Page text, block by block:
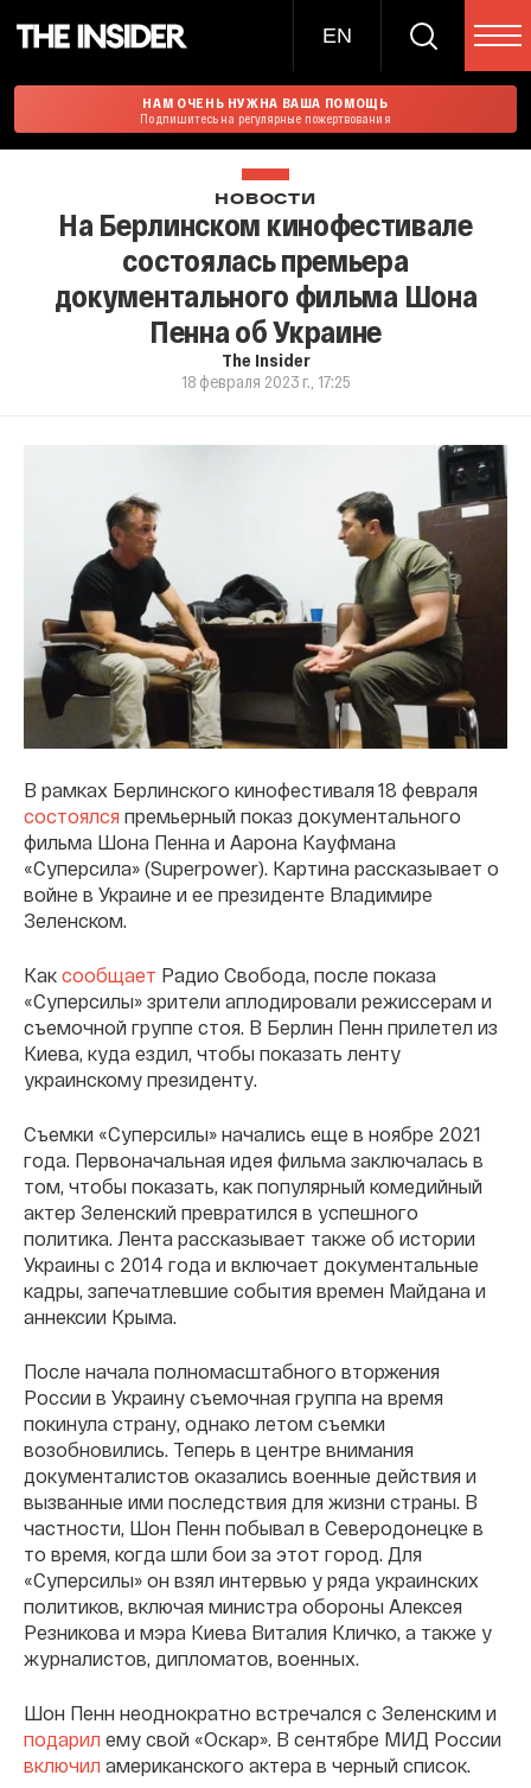
EN
НАМ ОЧЕНЬ НУЖНА ВАША ПОМОЩЬ
Подпишитесь на регулярные пожертвования
НОВОСТИ
На Берлинском кинофестивале
состоялась премьера
документального фильма Шона
Пенна об Украине
The Insider
18 февраля 2023 г., 17:25
В рамках Берлинского кинофестиваля 18 февраля
состоялся премьерный показ документального
фильма Шона Пенна и Аарона Кауфмана
«Суперсила» (Superpower). Картина рассказывает о
войне в Украине и ее президенте Владимире
Зеленском.
Как сообщает Радио Свобода, после показа
«Суперсилы» зрители аплодировали режиссерам и
съемочной группе стоя. В Берлин Пенн прилетел из
Киева, куда ездил, чтобы показать ленту
украинскому президенту.
Съемки «Суперсилы» начались еще в ноябре 2021
года. Первоначальная идея фильма заключалась в
том, чтобы показать, как популярный комедийный
актер Зеленский превратился в успешного
политика. Лента рассказывает также об истории
Украины с 2014 года и включает документальные
кадры, запечатлевшие события времен Майдана и
аннексии Крыма.
После начала полномасштабного вторжения
России в Украину съемочная группа на время
покинула страну, однако летом съемки
возобновились. Теперь в центре внимания
документалистов оказались военные действия и
вызванные ими последствия для жизни страны. В
частности, Шон Пенн побывал в Северодонецке в
то время, когда шли бои за этот город. Для
«Суперсилы» он взял интервью у ряда украинских
политиков, включая министра обороны Алексея
Резникова и мэра Киева Виталия Кличко, а также у
журналистов, дипломатов, военных.
Шон Пенн неоднократно встречался с Зеленским и
подарил ему свой «Оскар». В сентябре МИД России
включил американского актера в черный список.